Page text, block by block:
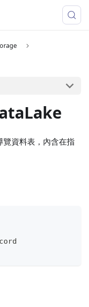
資料表，內含在指